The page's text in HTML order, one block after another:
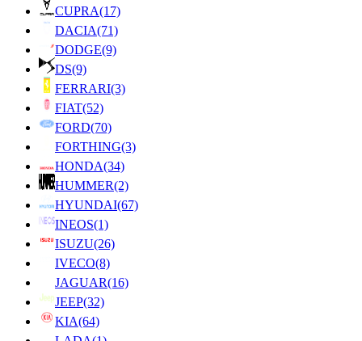
CUPRA(17)
DACIA(71)
DODGE(9)
DS(9)
FERRARI(3)
FIAT(52)
FORD(70)
FORTHING(3)
HONDA(34)
HUMMER(2)
HYUNDAI(67)
INEOS(1)
ISUZU(26)
IVECO(8)
JAGUAR(16)
JEEP(32)
KIA(64)